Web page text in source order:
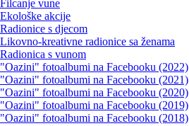
Filcanje vune
Ekološke akcije
Radionice s djecom
Likovno-kreativne radionice sa ženama
Radionica s vunom
"Oazini" fotoalbumi na Facebooku (2022)
"Oazini" fotoalbumi na Facebooku (2021)
"Oazini" fotoalbumi na Facebooku (2020)
"Oazini" fotoalbumi na Facebooku (2019)
"Oazini" fotoalbumi na Facebooku (2018)